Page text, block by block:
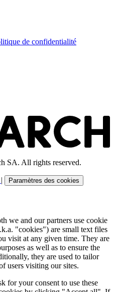
de confidentialité
SA. All rights reserved.
| Paramètres des cookies
we and our partners use cookie
"cookies") are small text files
visit at any given time. They are
as well as to ensure the
they are used to tailor
users visiting our sites.
for your consent to use these